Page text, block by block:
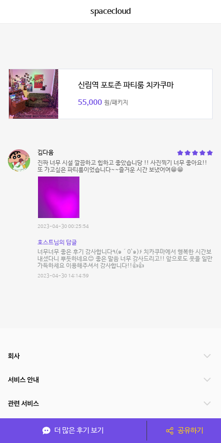
spacecloud
신림역 포토존 파티룸 치카쿠마
55,000 원/패키지
김다움
진짜 너무 시설 깔끔하고 힙하고 좋았습니당 !! 사진찍기 너무 좋아요!!
또 가고싶은 파티룸이었습니다~~즐거운 시간 보냈어여😁😁
2023-04-30 00:25:54
호스트님의 답글
너무너무 좋은 후기 감사합니다٩(๑´0`๑)۶ 치카쿠마에서 행복한 시간보
내셨다니 뿌듯하네요😊 좋은 말씀 너무 감사드리고!! 앞으로도 웃을 일만
가득하세요 이용해주셔서 감사합니다!!👍👍
2023-04-30 14:14:59
더 많은 후기 보기 공유하기
회사
서비스 안내
관련 서비스